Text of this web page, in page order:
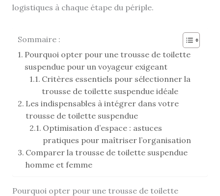
logistiques à chaque étape du périple.
Sommaire :
Pourquoi opter pour une trousse de toilette
suspendue pour un voyageur exigeant
Critères essentiels pour sélectionner la
trousse de toilette suspendue idéale
Les indispensables à intégrer dans votre
trousse de toilette suspendue
Optimisation d’espace : astuces
pratiques pour maîtriser l’organisation
Comparer la trousse de toilette suspendue
homme et femme
Pourquoi opter pour une trousse de toilette